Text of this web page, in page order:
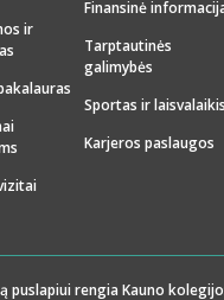
ir
Finansinė
Tarptautinės
galimybės
Sportas ir laisvalaikis
Karjeros paslaugos
rengia Kauno